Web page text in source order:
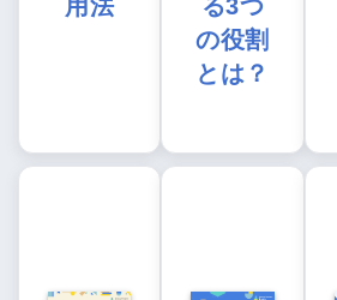
用法
る3つ
の役割
とは？